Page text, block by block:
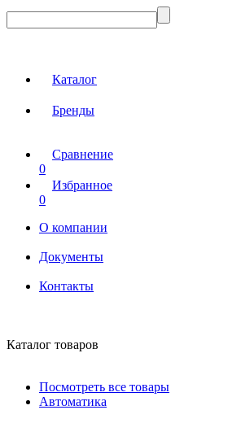
Каталог
Бренды
Сравнение
0
Избранное
0
О компании
Документы
Контакты
Каталог товаров
Посмотреть все товары
Автоматика